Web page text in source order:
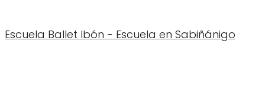
Escuela Ballet Ibón - Escuela en Sabiñánigo